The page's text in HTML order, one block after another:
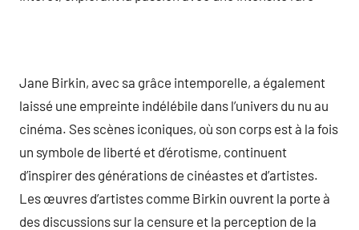
Jane Birkin, avec sa grâce intemporelle, a également
laissé une empreinte indélébile dans l’univers du nu au
cinéma. Ses scènes iconiques, où son corps est à la fois
un symbole de liberté et d’érotisme, continuent
d’inspirer des générations de cinéastes et d’artistes.
Les œuvres d’artistes comme Birkin ouvrent la porte à
des discussions sur la censure et la perception de la